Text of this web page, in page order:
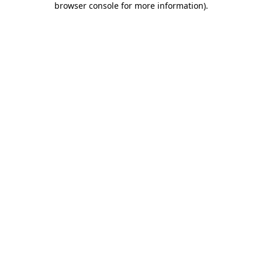
browser console for more information).